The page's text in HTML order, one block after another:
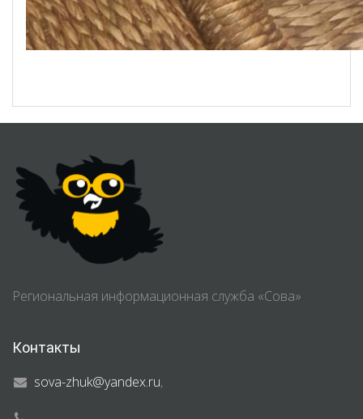
Региональная информационная служба «Сова»
Контакты
sova-zhuk@yandex.ru,